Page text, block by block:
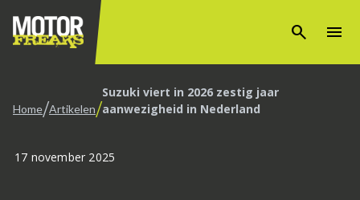
search menu
Home/Artikelen/Suzuki viert in 2026 zestig jaar
aanwezigheid in Nederland
17 november 2025